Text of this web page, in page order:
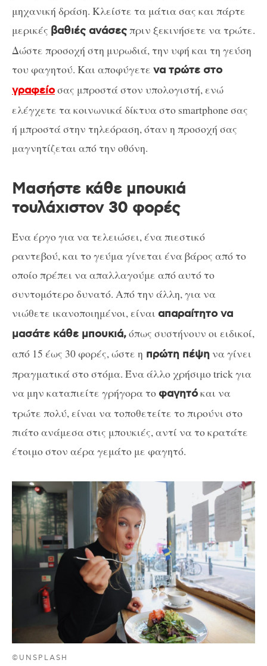
μηχανική δράση. Κλείστε τα μάτια σας και πάρτε
μερικές βαθιές ανάσεςπριν ξεκινήσετε να τρώτε.
Δώστε προσοχή στη μυρωδιά, την υφή και τη γεύση
του φαγητού. Και αποφύγετε να τρώτε στο
γραφείοσας μπροστά στον υπολογιστή, ενώ
ελέγχετε τα κοινωνικά δίκτυα στο smartphone σας
ή μπροστά στην τηλεόραση, όταν η προσοχή σας
μαγνητίζεται από την οθόνη.
Μασήστε κάθε μπουκιά
τουλάχιστον 30 φορές
Ένα έργο για να τελειώσει, ένα πιεστικό
ραντεβού, και το γεύμα γίνεται ένα βάρος από το
οποίο πρέπει να απαλλαγούμε από αυτό το
συντομότερο δυνατό. Από την άλλη, για να
νιώθετε ικανοποιημένοι, είναι απαραίτητο να
μασάτε κάθε μπουκιά,όπως συστήνουν οι ειδικοί,
από 15 έως 30 φορές, ώστε η πρώτη πέψηνα γίνει
πραγματικά στο στόμα. Ένα άλλο χρήσιμο trick για
να μην καταπιείτε γρήγορα τοφαγητόκαι να
τρώτε πολύ, είναι να τοποθετείτε το πιρούνι στο
πιάτο ανάμεσα στις μπουκιές, αντί να το κρατάτε
έτοιμο στον αέρα γεμάτο με φαγητό.
©UNSPLASH